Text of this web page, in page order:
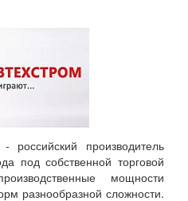
российский производитель
под собственной торговой
мощности
разнообразной сложности.